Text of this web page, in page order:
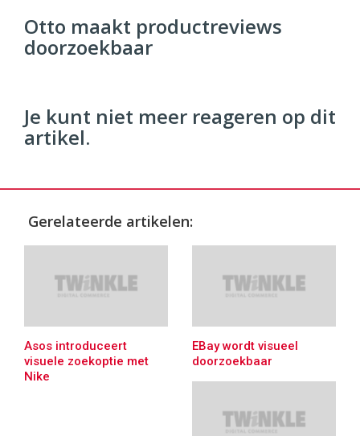
9654
Otto maakt productreviews
doorzoekbaar
Je kunt niet meer reageren op dit
artikel.
Gerelateerde artikelen:
Asos introduceert
visuele zoekoptie met
Nike
EBay wordt visueel
doorzoekbaar